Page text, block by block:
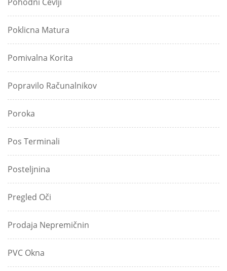
Poklicna Matura
Pomivalna Korita
Popravilo Računalnikov
Poroka
Pos Terminali
Posteljnina
Pregled Oči
Prodaja Nepremičnin
PVC Okna